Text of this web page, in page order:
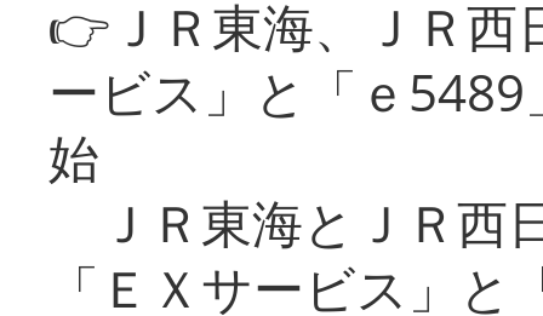
👉ＪＲ東海、ＪＲ
ービス」と「ｅ
始
ＪＲ東海とＪＲ西
「ＥＸサービス」